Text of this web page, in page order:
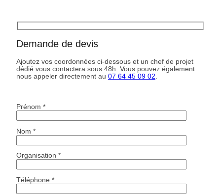
Demande de devis
Ajoutez vos coordonnées ci-dessous et un chef de projet
dédié vous contactera sous 48h. Vous pouvez également
nous appeler directement au 07 64 45 09 02
Prénom *
Nom *
Organisation *
Téléphone *